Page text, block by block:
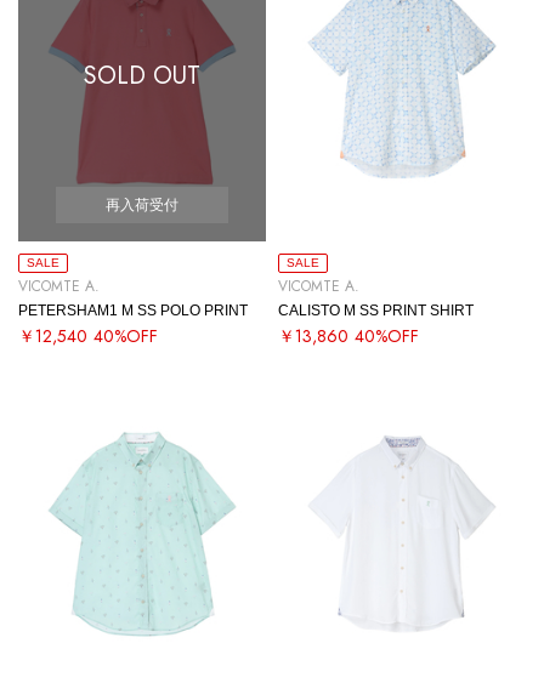
SOLD OUT
再入荷受付
SALE
VICOMTE A.
PETERSHAM1 M SS POLO PRINT
￥12,540 40%OFF
SALE
VICOMTE A.
CALISTO M SS PRINT SHIRT
￥13,860 40%OFF